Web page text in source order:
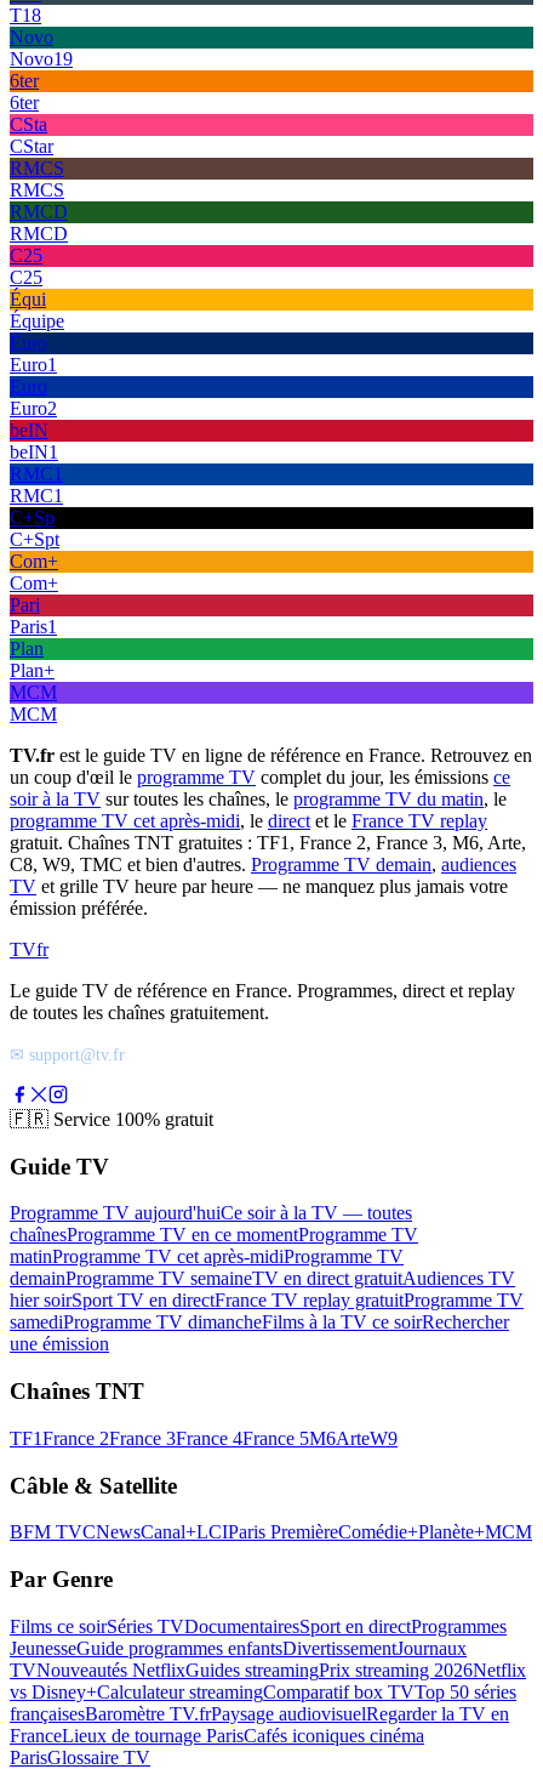
T18
Novo
Novo19
6ter
6ter
CSta
CStar
RMCS
RMCS
RMCD
RMCD
C25
C25
Équi
Équipe
Euro
Euro1
Euro
Euro2
beIN
beIN1
RMC1
RMC1
C+Sp
C+Spt
Com+
Com+
Pari
Paris1
Plan
Plan+
MCM
MCM
TV.fr est le guide TV en ligne de référence en France. Retrouvez en
un coup d'œil le programme TV complet du jour, les émissions ce
soir à la TV sur toutes les chaînes, le programme TV du matin, le
programme TV cet après-midi, le direct et le France TV replay
gratuit. Chaînes TNT gratuites : TF1, France 2, France 3, M6, Arte,
C8, W9, TMC et bien d'autres. Programme TV demain, audiences
TV et grille TV heure par heure — ne manquez plus jamais votre
émission préférée.
TVfr
Le guide TV de référence en France. Programmes, direct et replay
de toutes les chaînes gratuitement.
✉ support@tv.fr
🇫🇷 Service 100% gratuit
Guide TV
Programme TV aujourd'huiCe soir à la TV — toutes
chaînesProgramme TV en ce momentProgramme TV
matinProgramme TV cet après-midiProgramme TV
demainProgramme TV semaineTV en direct gratuitAudiences TV
hier soirSport TV en directFrance TV replay gratuitProgramme TV
samediProgramme TV dimancheFilms à la TV ce soirRechercher
une émission
Chaînes TNT
TF1France 2France 3France 4France 5M6ArteW9
Câble & Satellite
BFM TVCNewsCanal+LCIParis PremièreComédie+Planète+MCM
Par Genre
Films ce soirSéries TVDocumentairesSport en directProgrammes
JeunesseGuide programmes enfantsDivertissementJournaux
TVNouveautés NetflixGuides streamingPrix streaming 2026Netflix
vs Disney+Calculateur streamingComparatif box TVTop 50 séries
françaisesBaromètre TV.frPaysage audiovisuelRegarder la TV en
FranceLieux de tournage ParisCafés iconiques cinéma
ParisGlossaire TV